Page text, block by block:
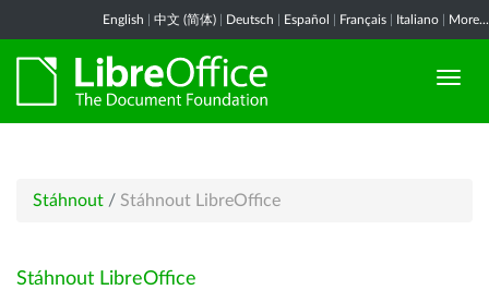
English 中文 (简体) Deutsch Español Français Italiano More...
Stáhnout / Stáhnout LibreOffice
Stáhnout LibreOffice